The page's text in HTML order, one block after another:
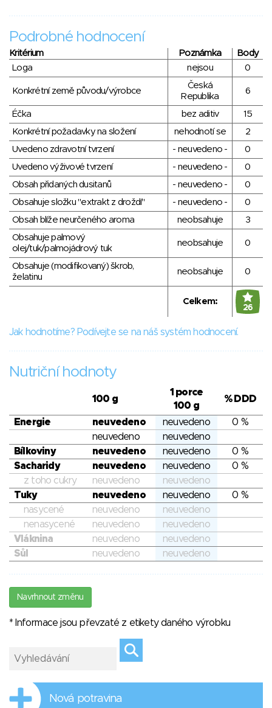
Podrobné hodnocení
Kritérium Poznámka
Body
Loga
nejsou 0
Konkrétní země původu/výrobce
Česká
Republika
6
Éčka bez aditiv
15
Konkrétní požadavky na složení
nehodnotí se
2
Uvedeno zdravotní tvrzení
- neuvedeno -
0
Uvedeno výživové tvrzení
- neuvedeno -
0
Obsah přidaných dusitanů
- neuvedeno -
0
Obsahuje složku "extrakt z droždí"
- neuvedeno -
0
Obsah blíže neurčeného aroma
neobsahuje
3
Obsahuje palmový
olej/tuk/palmojádrový tuk
neobsahuje 0
Obsahuje (modifikovaný) škrob,
želatinu
neobsahuje 0
Celkem:
26
Jak hodnotíme? Podívejte se na náš systém hodnocení.
Nutriční hodnoty
100 g
1 porce
100 g
% DDD
Energie neuvedeno neuvedeno
0 %
neuvedeno
neuvedeno
Bílkoviny
neuvedeno neuvedeno
0 %
Sacharidy
neuvedeno neuvedeno
0 %
z toho cukry
neuvedeno
neuvedeno
Tuky
neuvedeno neuvedeno
0 %
nasycené
neuvedeno
neuvedeno
nenasycené
neuvedeno
neuvedeno
Vláknina
neuvedeno
neuvedeno
Sůl
neuvedeno neuvedeno
Navrhnout změnu
* Informace jsou převzaté z etikety daného výrobku
Nová potravina